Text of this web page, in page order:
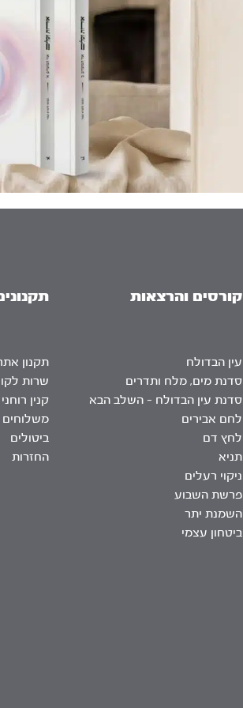
קורסים והרצאות
עין הבדולח
סדנת מים, מלח ותדרים
סדנת עין הבדולח – השלב הבא
לחם אבירים
לחץ דם
תניא
ניקוי רעלים
פרשת השבוע
השמנת יתר
ביטחון עצמי
תקנון
שרות
קנין רוחני
משלוחים
ביטולים
החזרות